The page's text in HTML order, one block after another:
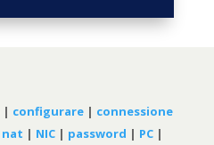
| configurare| connessione
nat | NIC| password | PC|